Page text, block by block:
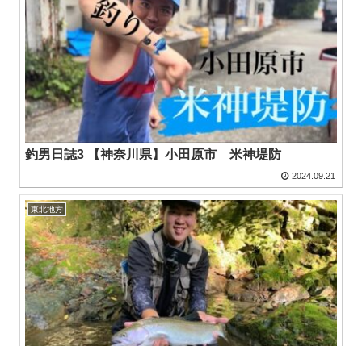
釣男日誌3 【神奈川県】小田原市 米神堤防
2024.09.21
東北地方